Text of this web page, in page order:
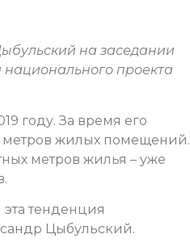
на заседании
национального проекта
году. За время его
метров жилых помещений.
метров жилья – уже
эта тенденция
Цыбульский.